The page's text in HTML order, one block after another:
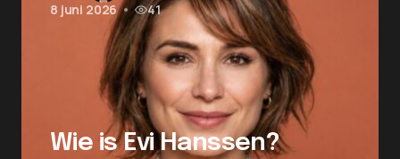
8 juni 2026 • 41
Wie is Evi Hanssen?